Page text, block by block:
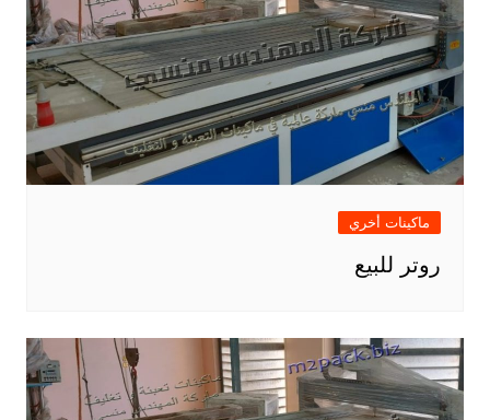
ماكينات أخري
روتر للبيع